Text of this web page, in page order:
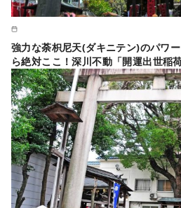
強力な荼枳尼天(ダキニテン)のパワ
ら絶対ここ！深川不動「開運出世稲荷